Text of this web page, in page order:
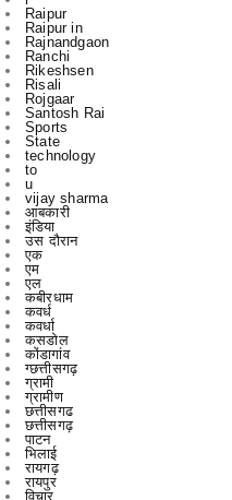
Rikeshsen
Risali
Rojgaar
Santosh Rai
Sports
State
technology
to
u
vijay sharma
आबकारी
इंडिया
उस दौरान
एक
एम
एल
कबीरधाम
कवर्ध
कवर्धा
कसडोल
कोंडागांव
ग्छत्तीसगढ़
ग्रामी
ग्रामीण
छत्तीसगढ
छत्तीसगढ़
पाटन
भिलाई
रायगढ़
रायपुर
विचार
विचार मंथन
विचारमंथन
शहर
शहरChhattisgarrh